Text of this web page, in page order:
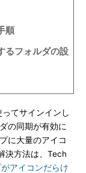
順
るフォルダの設
てサインインし
の同期が有効に
に大量のアイコ
決方法は、Tech
アイコンだらけ